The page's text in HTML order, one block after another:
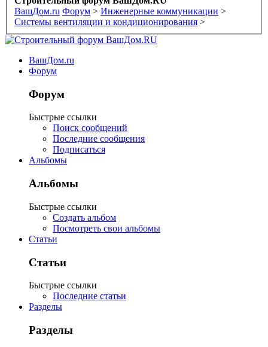
ВашДом.ru Форум > Инженерные коммуникации >
Системы вентиляции и кондиционирования >
ВашДом.ru
Форум
Форум
Быстрые ссылки
Поиск сообщений
Последние сообщения
Подписаться
Альбомы
Альбомы
Быстрые ссылки
Создать альбом
Посмотреть свои альбомы
Статьи
Статьи
Быстрые ссылки
Последние статьи
Разделы
Разделы